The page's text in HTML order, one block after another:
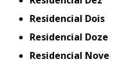
Residencial Dois
Residencial Doze
Residencial Nove